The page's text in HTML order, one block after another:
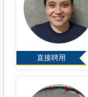
直接聘用